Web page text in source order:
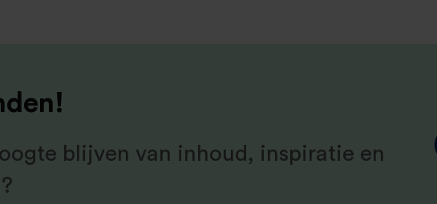
blijven van inhoud, inspiratie en